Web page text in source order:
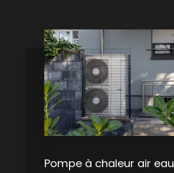
Pompe à chaleur air eau